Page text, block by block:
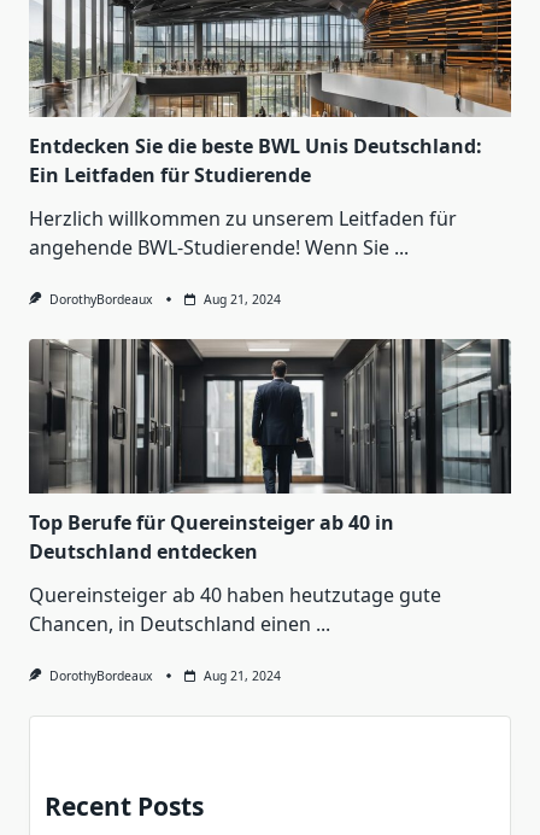
Entdecken Sie die beste BWL Unis Deutschland:
Ein Leitfaden für Studierende
Herzlich willkommen zu unserem Leitfaden für
angehende BWL-Studierende! Wenn Sie ...
DorothyBordeaux Aug 21, 2024
Top Berufe für Quereinsteiger ab 40 in
Deutschland entdecken
Quereinsteiger ab 40 haben heutzutage gute
Chancen, in Deutschland einen ...
DorothyBordeaux Aug 21, 2024
Recent Posts